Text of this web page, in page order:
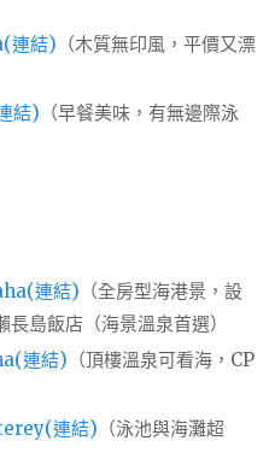
連結) （木質無印風，平價又漂
結) （早餐美味，有無邊際泳
連結) （全房型海港景，設
島飯店（海景溫泉首選）
連結) （頂樓溫泉可看海，CP
連結) （泳池與海灘超